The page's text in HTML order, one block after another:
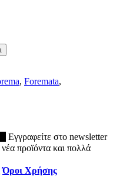
, Foremata,
Εγγραφείτε στο newsletter
προϊόντα και πολλά
Όροι Χρήσης